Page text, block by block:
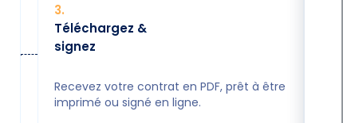
3.
Téléchargez &
signez
Recevez votre contrat en PDF, prêt à être
imprimé ou signé en ligne.